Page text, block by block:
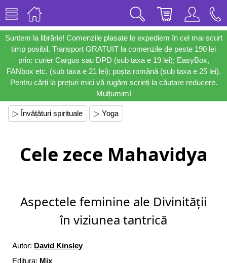
Suntem la librărie! Comenzile plasate le expediem în cel mai scurt
timp posibil. Transport GRATUIT la comenzile de peste 190 lei
prin: curier Cargus sau DPD (sub taxa e 19 lei); EasyBox,
FANbox etc. (sub taxa e 21 lei); poșta română (sub taxa e 25 lei).
Pentru cărți la prețuri mici vă rugăm scrieți la căutare reducere.
Mulțumim!
▷ Învățături spirituale ▷ Yoga
Cele zece Mahavidya
Aspectele feminine ale Divinității
în viziunea tantrică
Autor: David Kinsley
Editura: Mix